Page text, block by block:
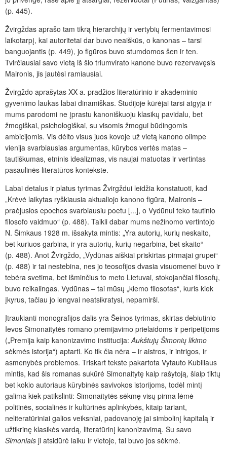
(p. 445).
Žvirgždas aprašo tam tikrą hierarchijų ir vertybių fermentavimosi
laikotarpį, kai autoritetai dar buvo neaiškūs, o kanonas – tarsi
banguojantis (p. 449), jo figūros buvo stumdomos šen ir ten.
Tvirčiausiai savo vietą iš šio triumvirato kanone buvo rezervavęsis
Maironis, jis jautėsi ramiausiai.
Žvirgždo aprašytas XX a. pradžios literatūrinio ir akademinio
gyvenimo laukas labai dinamiškas. Studijoje kūrėjai tarsi atgyja ir
mums parodomi ne įprastu kanoniškuoju klasikų pavidalu, bet
žmogiškai, psichologiškai, su visomis žmogui būdingomis
ambicijomis. Vis dėlto visus juos kovoje už vietą kanono olimpe
vienija svarbiausias argumentas, kūrybos vertės matas –
tautiškumas, etninis idealizmas, vis naujai matuotas ir vertintas
pasaulinės literatūros kontekste.
Labai detalus ir platus tyrimas Žvirgždui leidžia konstatuoti, kad
„Krėvė laikytas ryškiausia aktualiojo kanono figūra, Maironis –
praėjusios epochos svarbiausiu poetu [...], o Vydūnui teko tautinio
filosofo vaidmuo“ (p. 488). Taikli dabar mums nežinomo vertintojo
N. Šimkaus 1928 m. išsakyta mintis: „Yra autorių, kurių neskaito,
bet kuriuos garbina, ir yra autorių, kurių negarbina, bet skaito“
(p. 488). Anot Žvirgždo, „Vydūnas aiškiai priskirtas pirmajai grupei“
(p. 488) ir tai nestebina, nes jo teosofijos dvasia visuomenei buvo ir
tebėra svetima, bet išminčius to meto Lietuvai, stokojančiai filosofų,
buvo reikalingas. Vydūnas – tai mūsų „kiemo filosofas“, kuris kiek
įkyrus, tačiau jo lengvai neatsikratysi, nepamirši.
Įtraukianti monografijos dalis yra Šeinos tyrimas, skirtas debiutinio
Ievos Simonaitytės romano premijavimo prielaidoms ir peripetijoms
(„Premija kaip kanonizavimo institucija: Aukštujų Šimonių likimo
sėkmės istorija“) aptarti. Ko tik čia nėra – ir aistros, ir intrigos, ir
asmenybės problemos. Triskart tekste pakartota Vytauto Kubiliaus
mintis, kad šis romanas sukūrė Simonaitytę kaip rašytoją, šiaip tiktų
bet kokio autoriaus kūrybinės savivokos istorijoms, todėl mintį
galima kiek patikslinti: Simonaitytės sėkmę visų pirma lėmė
politinės, socialinės ir kultūrinės aplinkybės, kitaip tariant,
neliteratūriniai galios veiksniai, padovanoję jai simbolinį kapitalą ir
užtikrinę klasikės vardą, literatūrinį kanonizavimą. Su savo
Šimoniais ji atsidūrė laiku ir vietoje, tai buvo jos sėkmė.